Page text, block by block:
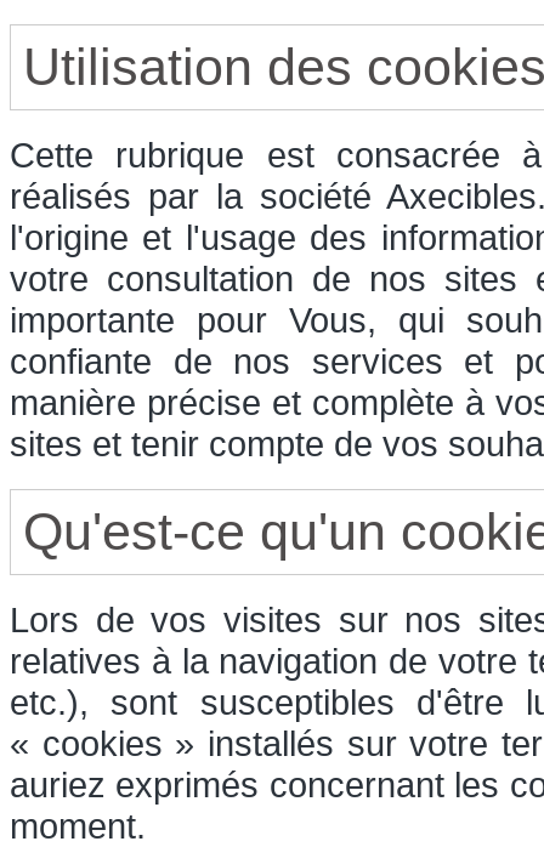
Utilisation des
Cette rubrique est consacrée
réalisés par la société
l'origine et l'usage des
votre consultation de nos
importante pour Vous, qui
confiante de nos services et
manière précise et complète à
sites et tenir compte de vos
Qu'est-ce qu'un
Lors de vos visites sur nos
relatives à la navigation de votre
etc.), sont susceptibles d'être
« cookies » installés sur votre
auriez exprimés concernant les
moment.